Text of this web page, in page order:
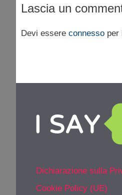
Lascia un
Devi essere connesso per
Dichiarazione sulla
Cookie Policy (UE)